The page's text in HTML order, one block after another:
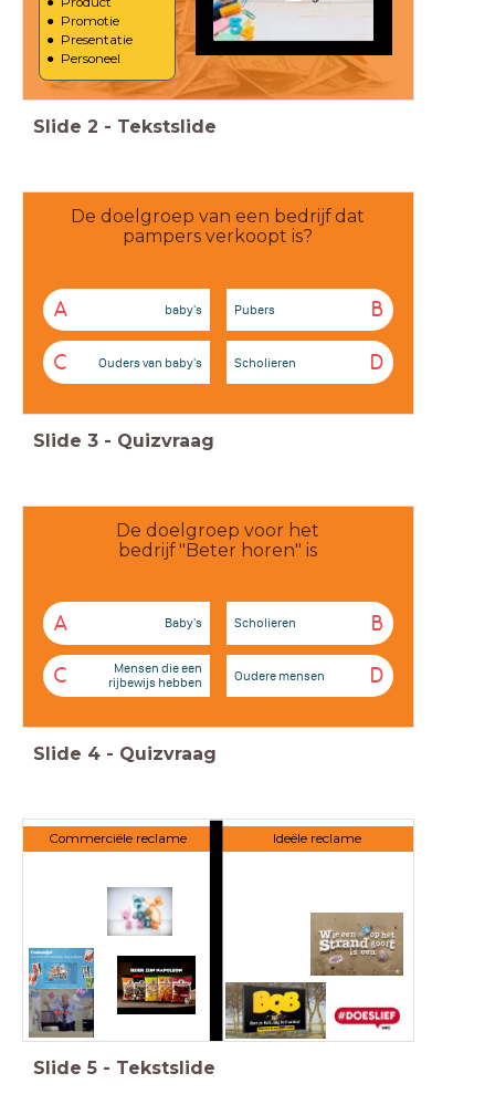
Promotie
Presentatie
Personeel
Slide 2 - Tekstslide
De doelgroep van een bedrijf dat
pampers verkoopt is?
A baby's B
Pubers
C Ouders van baby's D
Scholieren
Slide 3 - Quizvraag
De doelgroep voor het
bedrijf "Beter horen" is
A Baby's B
Scholieren
C
Mensen die een
rijbewijs hebben
D
Oudere mensen
Slide 4 - Quizvraag
Commerciële reclame Ideële reclame
Commerciële reclame Ideële reclame
Slide 5 - Tekstslide